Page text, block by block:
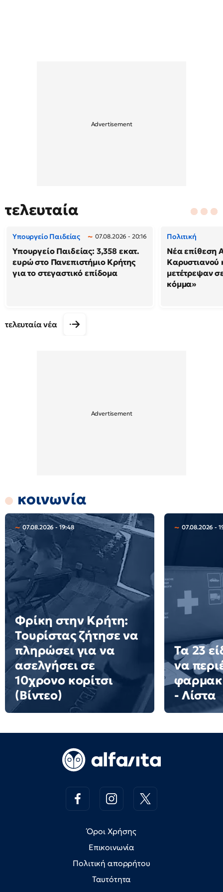
τελευταία
Υπουργείο Παιδείας 07.08.2026 - 20:16
Υπουργείο Παιδείας: 3,358 εκατ.
ευρώ στο Πανεπιστήμιο Κρήτης
για το στεγαστικό επίδομα
Πολιτική
Νέα επίθεση
Καρυστιανού
μετέτρεψαν
κόμμα»
τελευταία νέα
κοινωνία
07.08.2026 - 19:48
Φρίκη στην Κρήτη:
Τουρίστας ζήτησε να
πληρώσει για να
ασελγήσει σε
10χρονο κορίτσι
(Βίντεο)
07.08.2026 -
Τα 23
να
- Λίστα
Όροι Χρήσης
Επικοινωνία
Πολιτική απορρήτου
Ταυτότητα